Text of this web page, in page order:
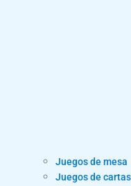
Juegos de mesa
Juegos de cartas